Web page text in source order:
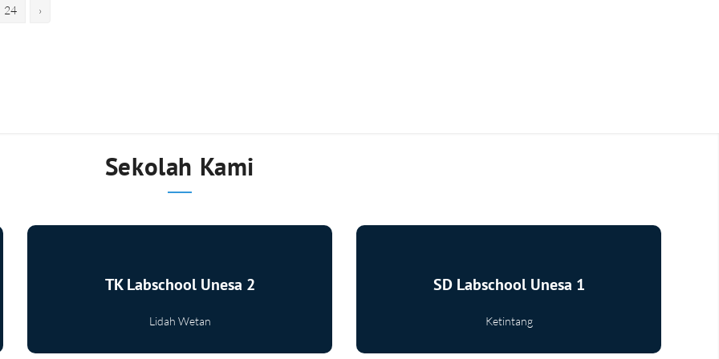
24 ›
Sekolah Kami
TK Labschool Unesa 2
Lidah Wetan
Selengkapnya
SD Labschool Unesa 1
Ketintang
Selengkapnya